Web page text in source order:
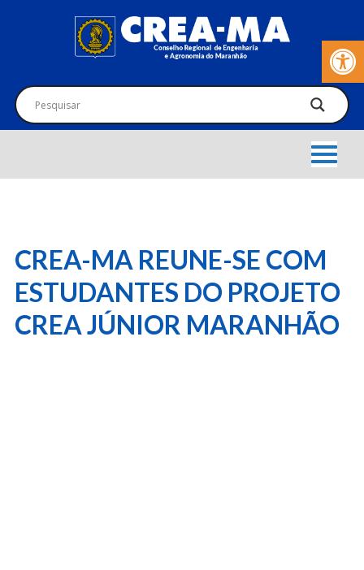
Barra de
CREA-MA REUNE-SE COM
ESTUDANTES DO PROJETO
CREA JÚNIOR MARANHÃO